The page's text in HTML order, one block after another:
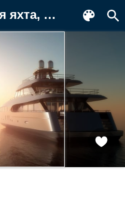
Обои на телефон